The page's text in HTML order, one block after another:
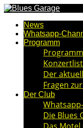
News
Whatsapp-
Programm
Programm
Der
Fragen
Der Club
Die Blues